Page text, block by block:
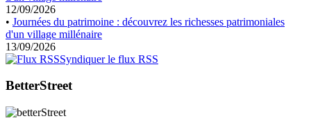
12/09/2026
• Journées du patrimoine : découvrez les richesses patrimoniales
d'un village millénaire
13/09/2026
Syndiquer le flux RSS
BetterStreet